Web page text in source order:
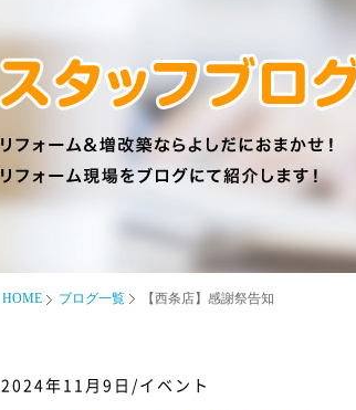
HOME ブログ一覧 【西条店】感謝祭告知
2024年11月9日/イベント